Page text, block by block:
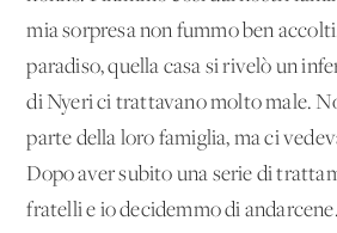
mia sorpresa non fummo ben
paradiso, quella casa si rivelò un
di Nyeri ci trattavano molto male.
parte della loro famiglia, ma ci
Dopo aver subito una serie di
fratelli e io decidemmo di